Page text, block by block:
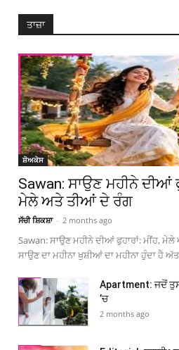
ਤਾਜ਼ਾ
ਸ਼ੋਅਕੇਸ
Sawan: ਸਾਉਣ ਮਹੀਨੇ ਦੀਆਂ
ਮੇਲੇ ਅਤੇ ਤੀਆਂ ਦੇ ਰੰਗ
ਸੱਚੀ ਸ਼ਿਕਸ਼ਾ - 2 months ago
Sawan: ਸਾਉਣ ਮਹੀਨੇ ਦੀਆਂ ਫੁਹਾਰਾਂ: ਮੀਂਹ,
ਸਾਉਣ ਦਾ ਮਹੀਨਾ ਖੁਸ਼ੀਆਂ ਦਾ ਮਹੀਨਾ ਹੁੰਦਾ ਹੈ
Apartment: ਜਦੋਂ
’ਚ
2 months ago